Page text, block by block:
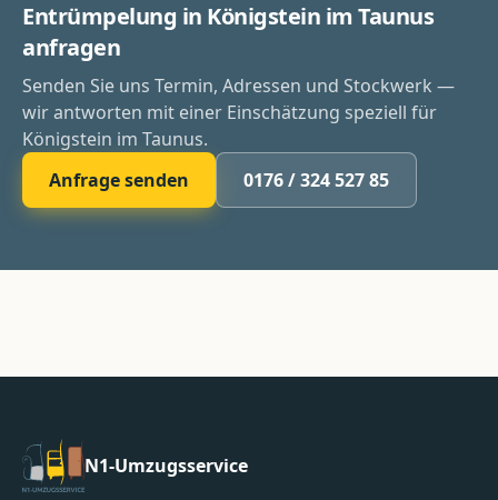
Entrümpelung in Königstein im Taunus
anfragen
Senden Sie uns Termin, Adressen und Stockwerk —
wir antworten mit einer Einschätzung speziell für
Königstein im Taunus.
Anfrage senden
0176 / 324 527 85
N1-Umzugsservice